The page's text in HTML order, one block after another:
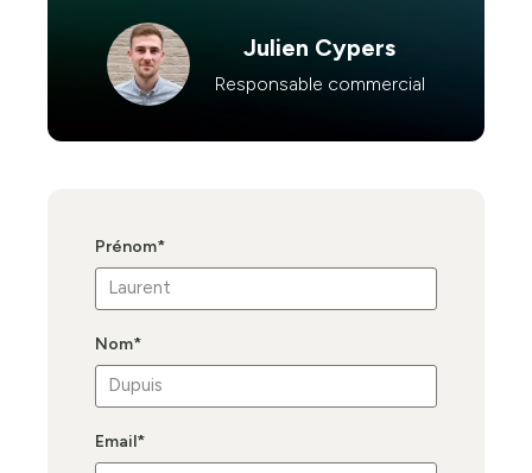
Julien Cypers
Responsable commercial
Prénom*
Nom*
Email*